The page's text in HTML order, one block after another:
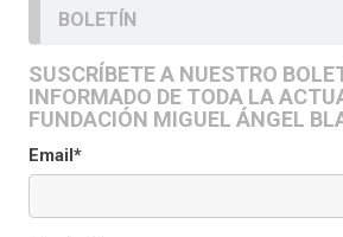
BOLETÍN
SUSCRÍBETE A NUESTRO
INFORMADO DE TODA LA
FUNDACIÓN MIGUEL ÁNGEL
Email*